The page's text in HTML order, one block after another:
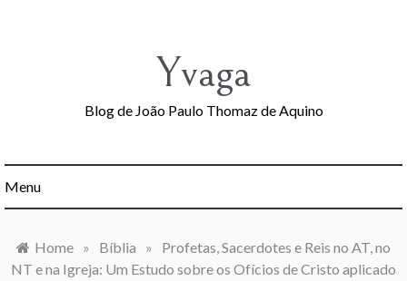
Yvaga
Blog de João Paulo Thomaz de Aquino
Menu
Home » Bíblia »
Profetas, Sacerdotes e Reis no AT, no
NT e na Igreja: Um Estudo sobre os Ofícios de Cristo aplicado